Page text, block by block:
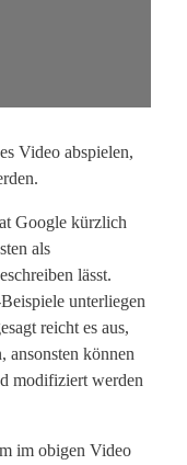
Video abspielen,
Google kürzlich
als
lässt.
unterliegen
reicht es aus,
ansonsten können
modifiziert werden
im obigen Video